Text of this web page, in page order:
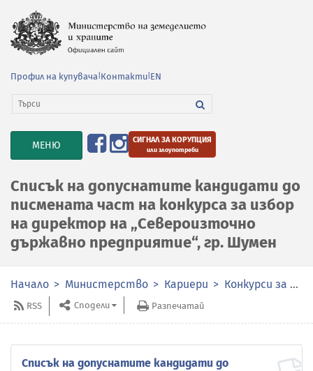
Профил на купувача Контакти EN
TOGGLE
NAVIGATION
МЕНЮ СИГНАЛ ЗА КОРУПЦИЯ
или злоупотреби
Списък на допуснатите кандидати до
писмената част на конкурса за избор
на директор на „Североизточно
държавно предприятие“, гр. Шумен
Начало Министерство Кариери Конкурси за избор на членове на органите за управление и контрол в публичните предприятия
RSS Сподели Разпечатай
Списък на допуснатите кандидати до